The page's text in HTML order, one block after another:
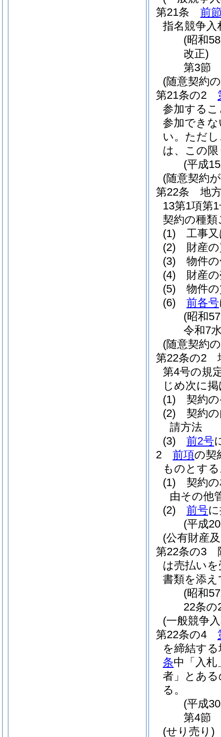
第21条
前
指名競争
(昭和
改正)
第3節
(随意契約
第21条の2
参加する
参加でき
い。 ただ
は、この
(平成
(随意契約
第22条
地
13第1項第
契約の種
(1)
工事
(2)
財産
(3)
物件
(4)
財産
(5)
物件
(6)
前各号
(昭和
令和7
(随意契約
第22条の2
第4号の規
じめ次に
(1)
契約
(2)
契約
請方法
(3)
前2号
2
前項の契
ものとす
(1)
契約
由その他
(2)
前号
(平成
(公有財産
第22条の3
は売払い
書類を添
(昭和
22条の
(一般競争
第22条の4
を締結す
条中「入
者」とあ
る。
(平成
第4節
(せり売り)